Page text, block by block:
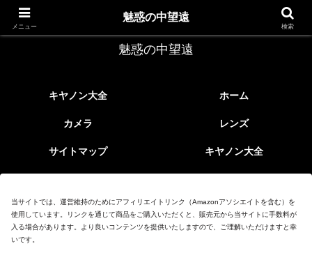
レトロなEFレンズ
魅惑の中望遠
キヤノン大全 ホーム
カメラ レンズ
サイトマップ キヤノン大全
当サイトでは、運営維持のためにアフィリエイトリンク（Amazonアソシエイトを含む）を
使用しています。リンクを通じて商品をご購入いただくと、販売元から当サイトに手数料が
入る場合があります。より良いコンテンツを提供いたしますので、ご理解いただけますと幸
いです。
メニュー
魅惑の中望遠
検索